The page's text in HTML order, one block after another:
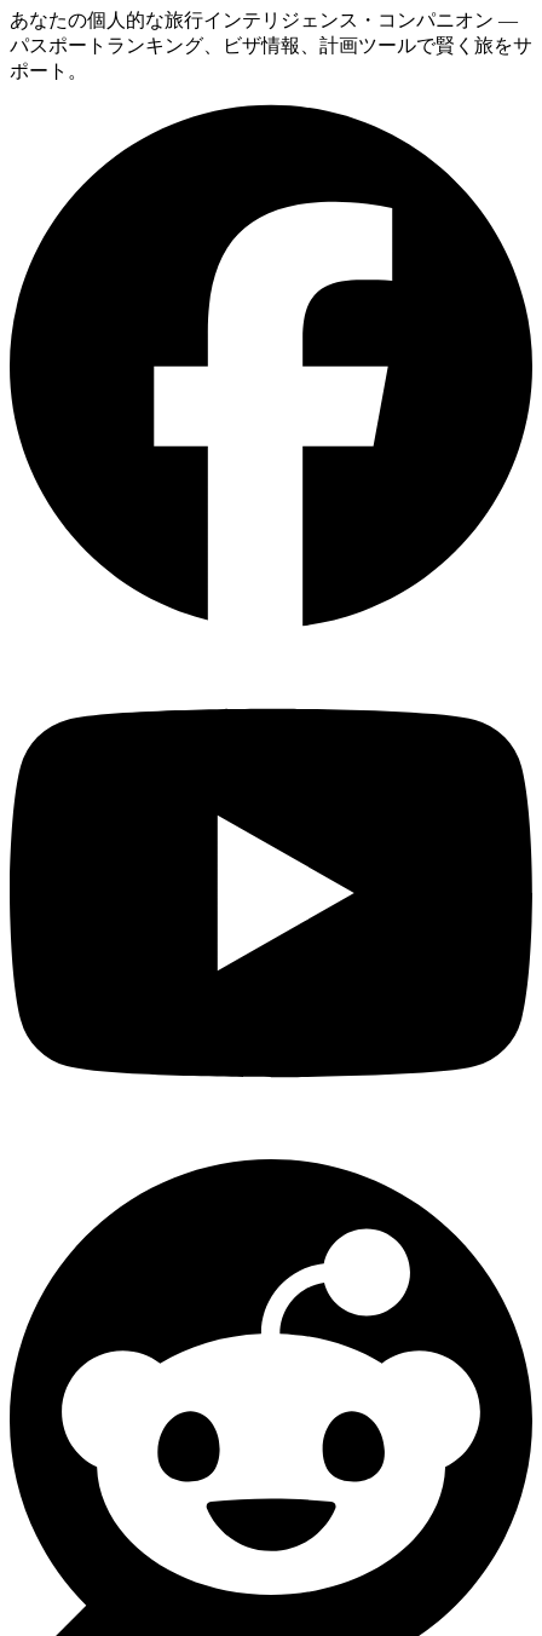
あなたの個人的な旅行インテリジェンス・コンパニオン —
パスポートランキング、ビザ情報、計画ツールで賢く旅をサ
ポート。